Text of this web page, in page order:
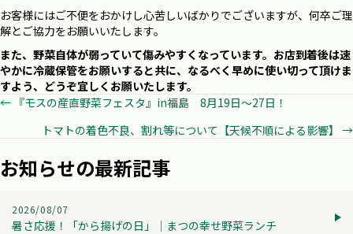
お客様にはご不便をおかけし心苦しいばかりでございますが、何卒ご理
解とご協力をお願いいたします。
また、野菜自体が弱っていて傷みやすくなっています。お店到着後は速
やかに冷蔵保管をお願いすると共に、なるべく早めに使い切って頂けま
すよう、どうぞ宜しくお願いたします。
Posts
navigation
← 『モスの産直野菜フェスタ』in福島 8月19日～27日！
トマトの着色不良、割れ等について【天候不順による影響】 →
お知らせの最新記事
2026/08/07
暑さ応援！「から揚げの日」│まつの幸せ野菜ランチ